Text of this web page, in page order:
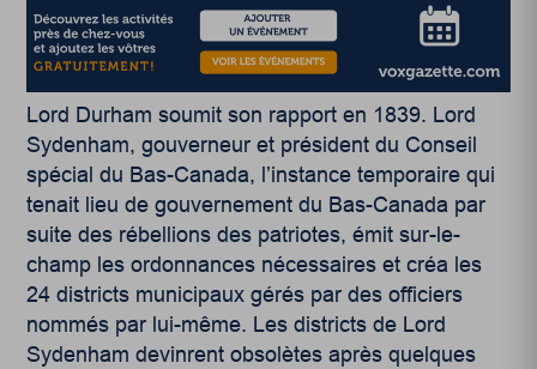
Lord Durham soumit son rapport en 1839. Lord
Sydenham, gouverneur et président du Conseil
spécial du Bas-Canada, l’instance temporaire qui
tenait lieu de gouvernement du Bas-Canada par
suite des rébellions des patriotes, émit sur-le-
champ les ordonnances nécessaires et créa les
24 districts municipaux gérés par des officiers
nommés par lui-même. Les districts de Lord
Sydenham devinrent obsolètes après quelques